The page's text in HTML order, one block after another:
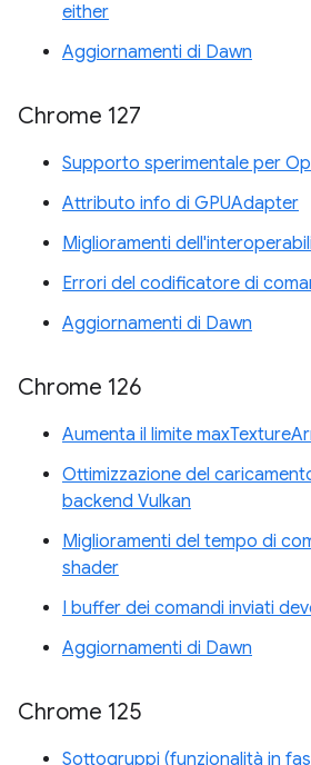
either
Aggiornamenti di Dawn
Chrome 127
Supporto sperimentale per
Attributo info di GPUAdapter
Miglioramenti
Errori del codificatore di
Aggiornamenti di Dawn
Chrome 126
Aumenta il limite
Ottimizzazione del
backend Vulkan
Miglioramenti del tempo di
shader
I buffer dei comandi inviati
Aggiornamenti di Dawn
Chrome 125
Sottogruppi (funzionalità in